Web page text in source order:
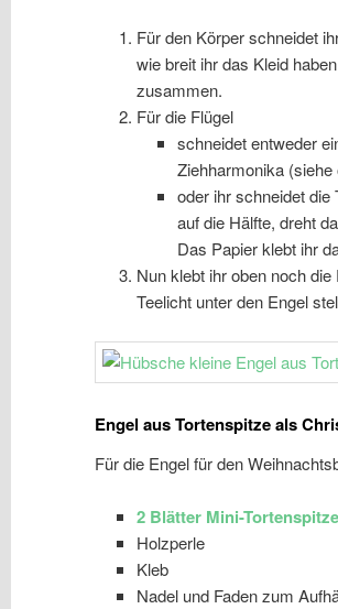
Für den Körper schneidet
wie breit ihr das Kleid
zusammen.
Für die Flügel
schneidet entweder
Ziehharmonika
oder ihr schneidet die
auf die Hälfte, dreht
Das Papier klebt ihr
Nun klebt ihr oben noch
Teelicht unter den Engel
Engel aus Tortenspitze als
Für die Engel für den
2 Blätter Mini-
Holzperle
Kleb
Nadel und Faden zum